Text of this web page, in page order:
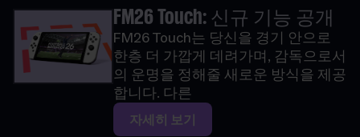
FM26 Touch: 신규 기능 공개
FM26 Touch는 당신을 경기 안으로
한층 더 가깝게 데려가며, 감독으로서
의 운명을 정해줄 새로운 방식을 제공
합니다. 다른
자세히 보기